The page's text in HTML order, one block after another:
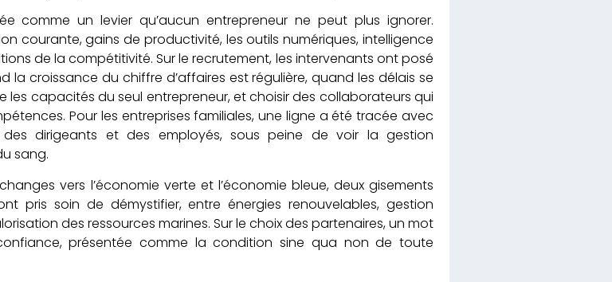
comme un levier qu’aucun entrepreneur ne peut plus ignorer.
courante, gains de productivité, les outils numériques, intelligence
de la compétitivité. Sur le recrutement, les intervenants ont posé
la croissance du chiffre d’affaires est régulière, quand les délais se
capacités du seul entrepreneur, et choisir des collaborateurs qui
Pour les entreprises familiales, une ligne a été tracée avec
dirigeants et des employés, sous peine de voir la gestion
sang.
vers l’économie verte et l’économie bleue, deux gisements
pris soin de démystifier, entre énergies renouvelables, gestion
des ressources marines. Sur le choix des partenaires, un mot
présentée comme la condition sine qua non de toute